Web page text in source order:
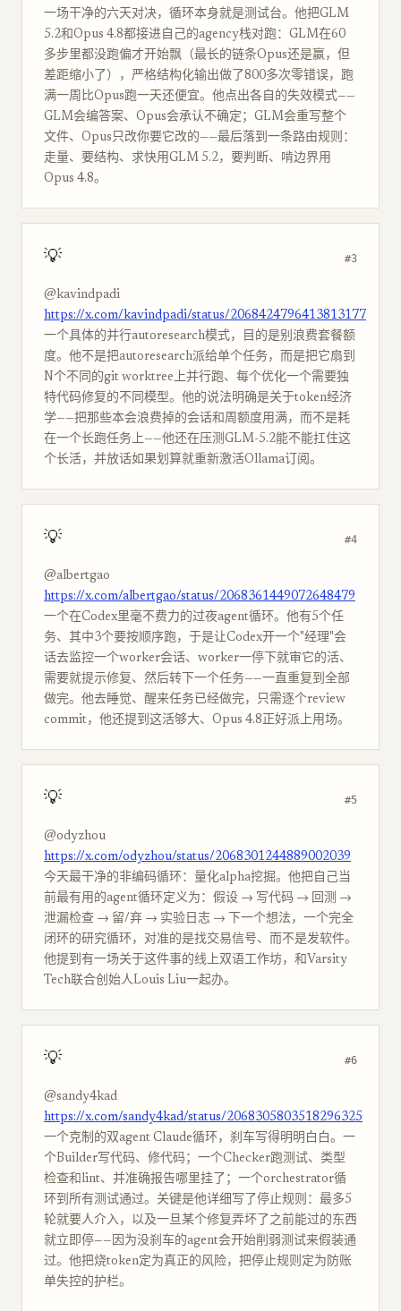
一场干净的六天对决，循环本身就是测试台。他把GLM
5.2和Opus 4.8都接进自己的agency栈对跑：GLM在60
多步里都没跑偏才开始飘（最长的链条Opus还是赢，但
差距缩小了），严格结构化输出做了800多次零错误，跑
满一周比Opus跑一天还便宜。他点出各自的失效模式——
GLM会编答案、Opus会承认不确定；GLM会重写整个
文件、Opus只改你要它改的——最后落到一条路由规则：
走量、要结构、求快用GLM 5.2，要判断、啃边界用
Opus 4.8。
💡 #3
@kavindpadi
https://x.com/kavindpadi/status/2068424796413813177
一个具体的并行autoresearch模式，目的是别浪费套餐额
度。他不是把autoresearch派给单个任务，而是把它扇到
N个不同的git worktree上并行跑、每个优化一个需要独
特代码修复的不同模型。他的说法明确是关于token经济
学——把那些本会浪费掉的会话和周额度用满，而不是耗
在一个长跑任务上——他还在压测GLM-5.2能不能扛住这
个长活，并放话如果划算就重新激活Ollama订阅。
💡 #4
@albertgao
https://x.com/albertgao/status/2068361449072648479
一个在Codex里毫不费力的过夜agent循环。他有5个任
务、其中3个要按顺序跑，于是让Codex开一个"经理"会
话去监控一个worker会话、worker一停下就审它的活、
需要就提示修复、然后转下一个任务——一直重复到全部
做完。他去睡觉、醒来任务已经做完，只需逐个review
commit，他还提到这活够大、Opus 4.8正好派上用场。
💡 #5
@odyzhou
https://x.com/odyzhou/status/2068301244889002039
今天最干净的非编码循环：量化alpha挖掘。他把自己当
前最有用的agent循环定义为：假设 → 写代码 → 回测 →
泄漏检查 → 留/弃 → 实验日志 → 下一个想法，一个完全
闭环的研究循环，对准的是找交易信号、而不是发软件。
他提到有一场关于这件事的线上双语工作坊，和Varsity
Tech联合创始人Louis Liu一起办。
💡 #6
@sandy4kad
https://x.com/sandy4kad/status/2068305803518296325
一个克制的双agent Claude循环，刹车写得明明白白。一
个Builder写代码、修代码；一个Checker跑测试、类型
检查和lint、并准确报告哪里挂了；一个orchestrator循
环到所有测试通过。关键是他详细写了停止规则：最多5
轮就要人介入，以及一旦某个修复弄坏了之前能过的东西
就立即停——因为没刹车的agent会开始削弱测试来假装通
过。他把烧token定为真正的风险，把停止规则定为防账
单失控的护栏。